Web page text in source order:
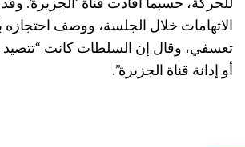
للحركة، حسبما أفادت قناة ‘الجزيرة’.
الاتهامات خلال الجلسة، ووصف احتجازه
تعسفي، وقال إن السلطات كانت “تتصيد
أو إدانة قناة الجزيرة”.